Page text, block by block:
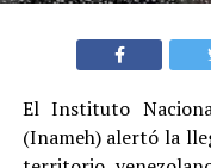
El Instituto
(Inameh) alertó la